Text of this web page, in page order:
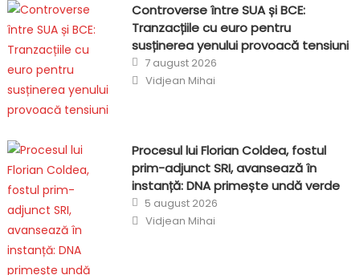
Controverse între SUA și BCE:
Tranzacțiile cu euro pentru
susținerea yenului provoacă tensiuni
Posted
on
7 august 2026
Author
Vidjean Mihai
Procesul lui Florian Coldea, fostul
prim-adjunct SRI, avansează în
instanță: DNA primește undă verde
Posted
on
5 august 2026
Author
Vidjean Mihai